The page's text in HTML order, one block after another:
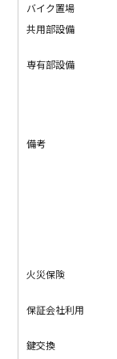
バイク置場
共用部設備
専有部設備
備考
火災保険
保証会社利用
鍵交換